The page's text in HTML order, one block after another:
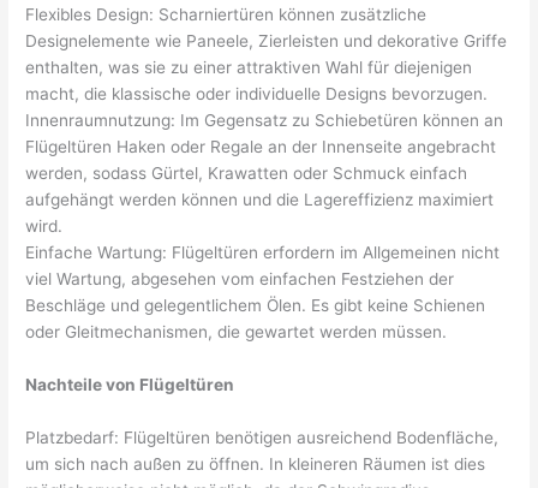
Flexibles Design: Scharniertüren können zusätzliche
Designelemente wie Paneele, Zierleisten und dekorative Griffe
enthalten, was sie zu einer attraktiven Wahl für diejenigen
macht, die klassische oder individuelle Designs bevorzugen.
Innenraumnutzung: Im Gegensatz zu Schiebetüren können an
Flügeltüren Haken oder Regale an der Innenseite angebracht
werden, sodass Gürtel, Krawatten oder Schmuck einfach
aufgehängt werden können und die Lagereffizienz maximiert
wird.
Einfache Wartung: Flügeltüren erfordern im Allgemeinen nicht
viel Wartung, abgesehen vom einfachen Festziehen der
Beschläge und gelegentlichem Ölen. Es gibt keine Schienen
oder Gleitmechanismen, die gewartet werden müssen.
Nachteile von Flügeltüren
Platzbedarf: Flügeltüren benötigen ausreichend Bodenfläche,
um sich nach außen zu öffnen. In kleineren Räumen ist dies